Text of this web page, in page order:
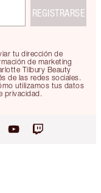
tu dirección de
de marketing
Tilbury Beauty
de las redes sociales.
utilizamos tus datos
privacidad.
REGISTRARSE